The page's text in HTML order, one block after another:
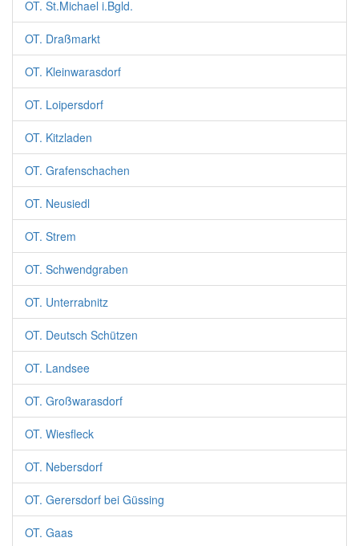
OT. St.Michael i.Bgld.
OT. Draßmarkt
OT. Kleinwarasdorf
OT. Loipersdorf
OT. Kitzladen
OT. Grafenschachen
OT. Neusiedl
OT. Strem
OT. Schwendgraben
OT. Unterrabnitz
OT. Deutsch Schützen
OT. Landsee
OT. Großwarasdorf
OT. Wiesfleck
OT. Nebersdorf
OT. Gerersdorf bei Güssing
OT. Gaas